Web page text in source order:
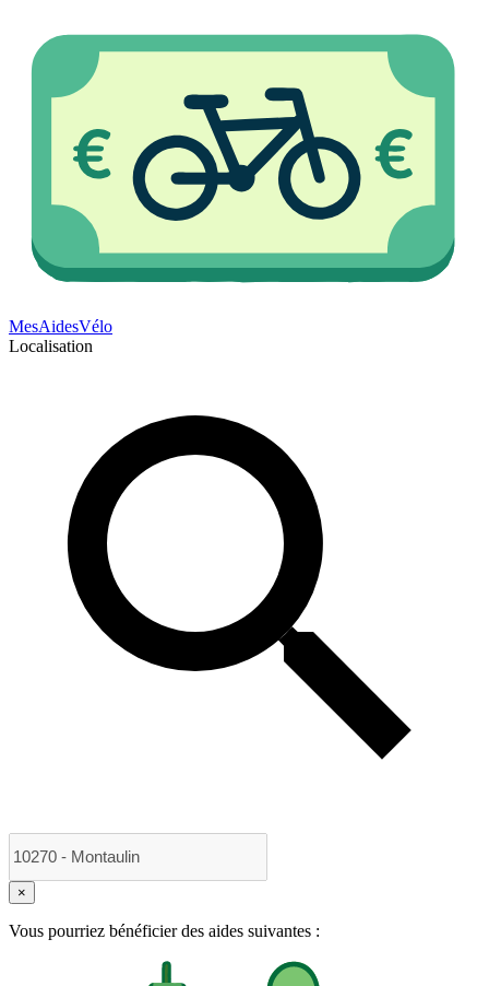
MesAidesVélo
Localisation
×
Vous pourriez bénéficier des aides suivantes :